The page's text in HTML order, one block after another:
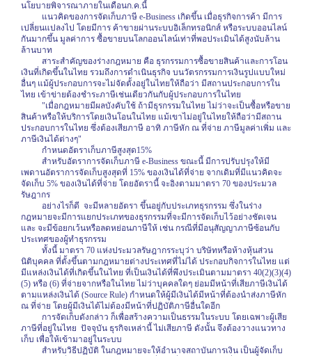
นโยบายพิจารณาภายในเดือนก.ค.นี้
แนวคิดของการจัดเก็บภาษี e-Business เกิดขึ้น เมื่อธุรกิจการค้า มีการ
เปลี่ยนแปลงไป โดยมีการ ค้าขายผ่านระบบอิเล็กทรอนิกส์ หรือระบบออนไลน์
กันมากขึ้น มูลค่าการ ซื้อขายบนโลกออนไลน์เท่าที่พอประเมินได้สูงนับล้าน
ล้านบาท
สาระสำคัญของร่างกฎหมาย คือ ธุรกรรมการซื้อขายสินค้าและการโอน
เงินที่เกิดขึ้นในไทย รวมถึงการดำเนินธุรกิจ บนวัตรกรรมการเงินรูปแบบใหม่
อื่นๆ แม้ผู้ประกอบการจะไม่จัดตั้งอยู่ในไทยให้ถือว่า มีสถานประกอบการใน
ไทย เข้าข่ายต้องชำระภาษีเช่นเดียวกันกับผู้ประกอบการในไทย
"เมื่อกฎหมายมีผลบังคับใช้ ถ้ามีธุรกรรมในไทย ไม่ว่าจะเป็นซื้อหรือขาย
สินค้าหรือให้บริการโดยเงินโอนในไทย แม้เขาไม่อยู่ในไทยให้ถือว่ามีสถาน
ประกอบการในไทย ซึ่งต้องเสียภาษี อาทิ ภาษีหัก ณ ที่จ่าย ภาษีมูลค่าเพิ่ม และ
ภาษีเงินได้ต่างๆ"
กำหนดอัตราเก็บภาษีสูงสุด15%
สำหรับอัตราการจัดเก็บภาษี e-Business ขณะนี้ มีการปรับปรุงให้มี
เพดานอัตราการจัดเก็บสูงสุดที่ 15% ของเงินได้ที่จ่าย จากเดิมที่มีแนวคิดจะ
จัดเก็บ 5% ของเงินได้ที่จ่าย โดยอัตรานี้ จะอิงตามมาตรา 70 ของประมวล
รัษฎากร
อย่างไรก็ดี จะมีหลายอัตรา ขึ้นอยู่กับประเภทธุรกรรม ซึ่งในร่าง
กฎหมายจะมีการแยกประเภทของธุรกรรมที่จะมีการจัดเก็บไว้อย่างชัดเจน
และ จะมีข้อยกเว้นหรือลดหย่อนภาษีให้ เช่น กรณีที่มีอนุสัญญาภาษีซ้อนกับ
ประเทศของผู้ทำธุรกรรม
ทั้งนี้ มาตรา 70 แห่งประมวลรัษฎากรระบุว่า บริษัทหรือห้างหุ้นส่วน
นิติบุคคล ที่ตั้งขึ้นตามกฎหมายต่างประเทศที่ไม่ได้ ประกอบกิจการในไทย แต่
มีแหล่งเงินได้ที่เกิดขึ้นในไทย ที่เป็นเงินได้ที่พึงประเมินตามมาตรา 40(2)(3)(4)
(5) หรือ (6) ที่จ่ายจากหรือในไทย ไม่ว่าบุคคลใดๆ ย่อมมีหน้าที่เสียภาษีเงินได้
ตามแหล่งเงินได้ (Source Rule) กำหนดให้ผู้มีเงินได้มีหน้าที่ต้องนำส่งภาษีหัก
ณ ที่จ่าย โดยผู้มีเงินได้ไม่ต้องมีหน้าที่ปฏิบัติภาษีอื่นใดอีก
การจัดเก็บดังกล่าว ก็เพื่อสร้างความเป็นธรรมในระบบ โดยเฉพาะผู้เสีย
ภาษีที่อยู่ในไทย ปัจจุบัน ธุรกิจเหล่านี้ ไม่เสียภาษี ดังนั้น จึงต้องวางแนวทาง
เก็บ เพื่อให้เข้ามาอยู่ในระบบ
สำหรับวิธีปฏิบัติ ในกฎหมายจะให้อำนาจสถาบันการเงิน เป็นผู้จัดเก็บ